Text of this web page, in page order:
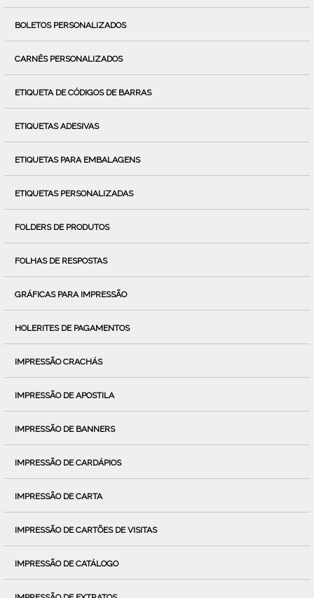
BOLETOS PERSONALIZADOS
CARNÊS PERSONALIZADOS
ETIQUETA DE CÓDIGOS DE BARRAS
ETIQUETAS ADESIVAS
ETIQUETAS PARA EMBALAGENS
ETIQUETAS PERSONALIZADAS
FOLDERS DE PRODUTOS
FOLHAS DE RESPOSTAS
GRÁFICAS PARA IMPRESSÃO
HOLERITES DE PAGAMENTOS
IMPRESSÃO CRACHÁS
IMPRESSÃO DE APOSTILA
IMPRESSÃO DE BANNERS
IMPRESSÃO DE CARDÁPIOS
IMPRESSÃO DE CARTA
IMPRESSÃO DE CARTÕES DE VISITAS
IMPRESSÃO DE CATÁLOGO